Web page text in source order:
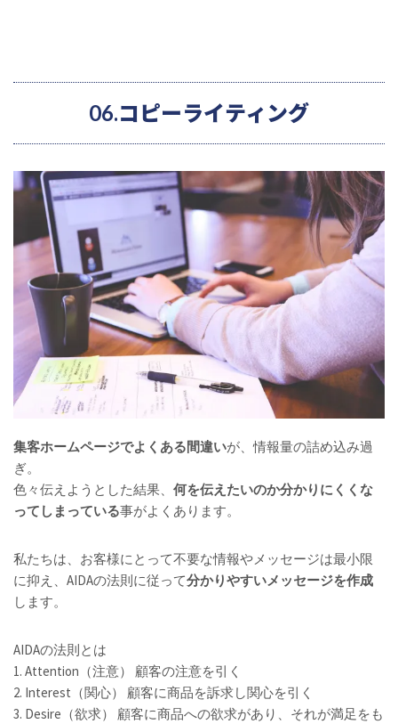
06.コピーライティング
集客ホームページでよくある間違いが、情報量の詰め込み過
ぎ。
色々伝えようとした結果、 何を伝えたいのか分かりにくくな
ってしまっている事がよくあります。
私たちは、お客様にとって不要な情報やメッセージは最小限
に抑え、AIDAの法則に従って分かりやすいメッセージを作成
します。
AIDAの法則とは
1. Attention（注意） 顧客の注意を引く
2. Interest（関心） 顧客に商品を訴求し関心を引く
3. Desire（欲求） 顧客に商品への欲求があり、それが満足をも